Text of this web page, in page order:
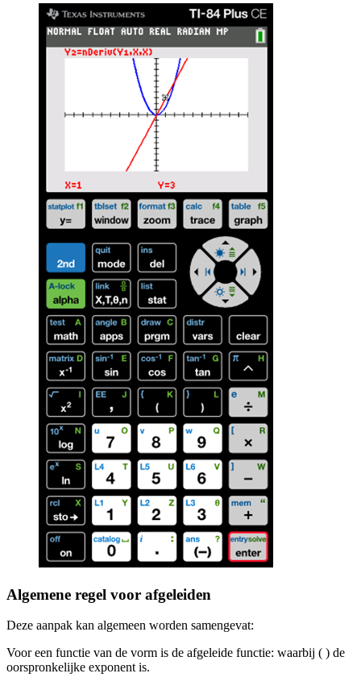
Algemene regel voor afgeleiden
Deze aanpak kan algemeen worden samengevat:
Voor een functie van de vorm is de afgeleide functie: waarbij ( ) de
oorspronkelijke exponent is.